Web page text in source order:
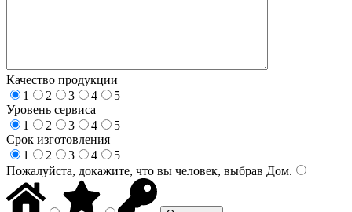
Качество продукции
1
2 3 4
5
Уровень сервиса
1
2 3 4
5
Срок изготовления
1
2 3 4
5
Пожалуйста, докажите, что вы человек, выбрав Дом.